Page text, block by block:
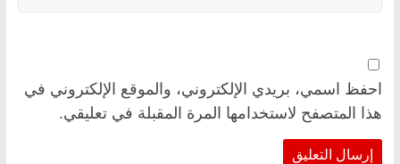
احفظ اسمي، بريدي الإلكتروني، والموقع الإلكتروني في
هذا المتصفح لاستخدامها المرة المقبلة في تعليقي.